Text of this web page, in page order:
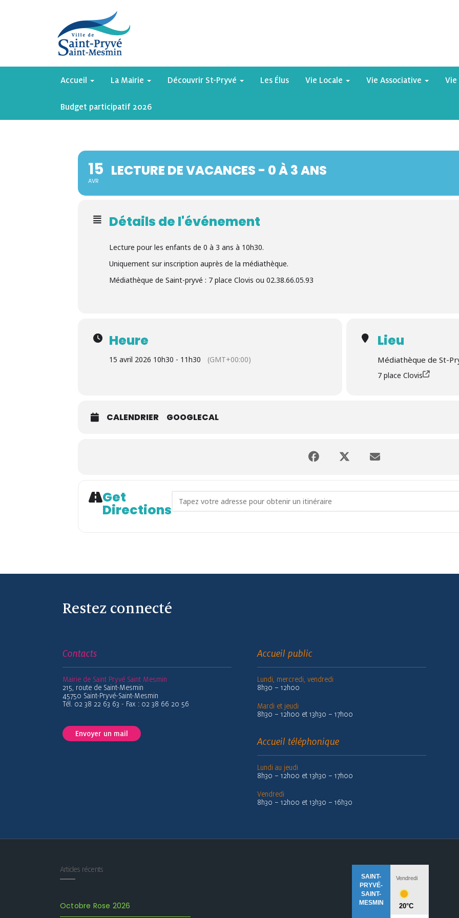
Accueil La Mairie Découvrir St-Pryvé Les Élus Vie Locale Vie Associative
Budget participatif 2026
15
AVR
LECTURE DE VACANCES - 0 À 3 ANS
Détails de l'événement
Lecture pour les enfants de 0 à 3 ans à 10h30.
Uniquement sur inscription auprès de la médiathèque.
Médiathèque de Saint-pryvé : 7 place Clovis ou 02.38.66.05.93
Heure
15 avril 2026 10h30 - 11h30 (GMT+00:00)
Lieu
Médiathèque de St-
7 place Clovis
CALENDRIER GOOGLECAL
Get
Directions
Address - Lecture de vacances - 0 à 3 ans []
Restez connecté
Contacts
Mairie de Saint Pryvé Saint Mesmin
215, route de Saint-Mesmin
45750 Saint-Pryvé-Saint-Mesmin
Tél. 02 38 22 63 63 - Fax : 02 38 66 20 56
Envoyer un mail
Accueil public
Lundi, mercredi, vendredi
8h30 – 12h00
Mardi et jeudi
8h30 – 12h00 et 13h30 – 17h00
Accueil téléphonique
Lundi au jeudi
8h30 – 12h00 et 13h30 – 17h00
Vendredi
8h30 – 12h00 et 13h30 – 16h30
Articles récents
Octobre Rose 2026